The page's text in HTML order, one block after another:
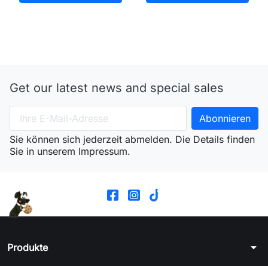
Get our latest news and special sales
Sie können sich jederzeit abmelden. Die Details finden
Sie in unserem Impressum.
Produkte arrow_drop_down